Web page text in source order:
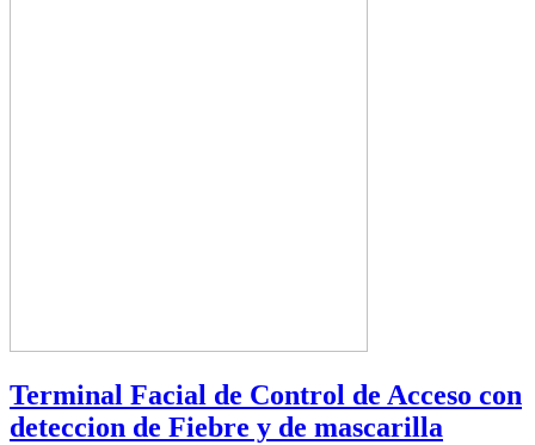
Terminal Facial de Control de Acceso con
deteccion de Fiebre y de mascarilla